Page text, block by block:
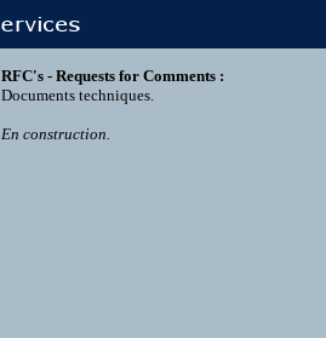
RFC's - Requests for Comments :
Documents techniques.
En construction.